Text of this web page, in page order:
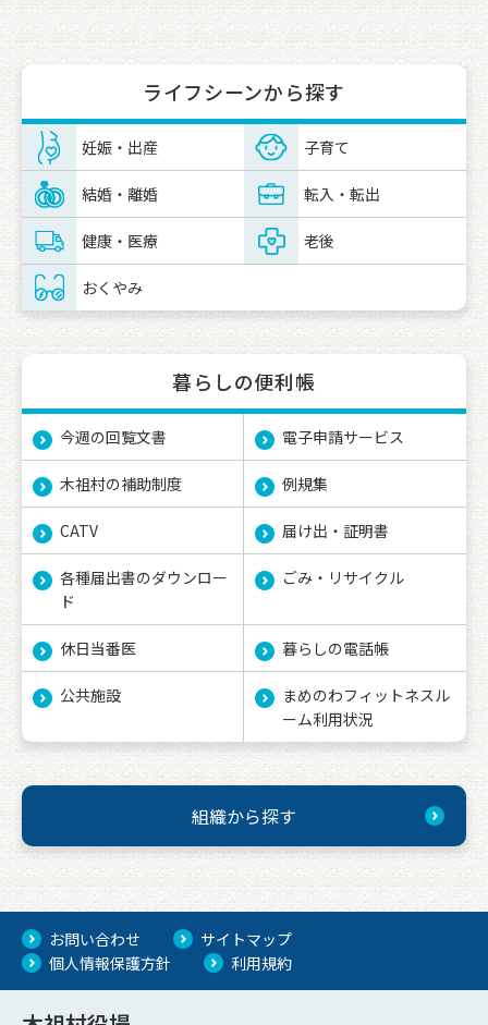
ライフシーンから探す
妊娠・出産 子育て
結婚・離婚 転入・転出
健康・医療 老後
おくやみ
暮らしの便利帳
今週の回覧文書 電子申請サービス
木祖村の補助制度 例規集
CATV 届け出・証明書
各種届出書のダウンロー
ド
ごみ・リサイクル
休日当番医 暮らしの電話帳
公共施設
まめのわフィットネスル
ーム利用状況
組織から探す
お問い合わせ
サイトマップ
個人情報保護方針
利用規約